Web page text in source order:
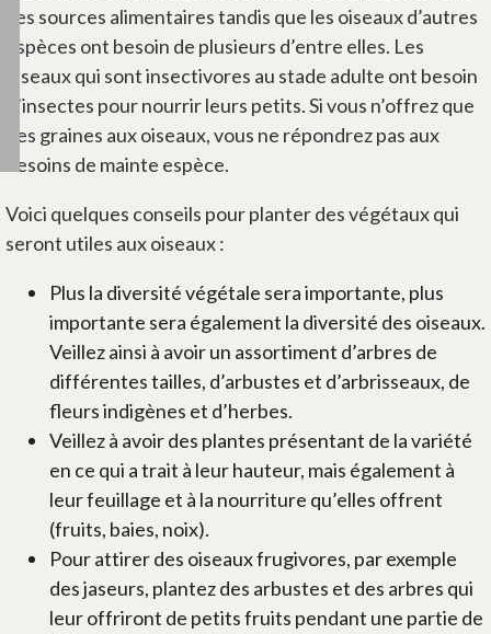
ces sources alimentaires tandis que les oiseaux d’autres
espèces ont besoin de plusieurs d’entre elles. Les
oiseaux qui sont insectivores au stade adulte ont besoin
d’insectes pour nourrir leurs petits. Si vous n’offrez que
des graines aux oiseaux, vous ne répondrez pas aux
besoins de mainte espèce.
Voici quelques conseils pour planter des végétaux qui
seront utiles aux oiseaux :
Plus la diversité végétale sera importante, plus
importante sera également la diversité des oiseaux.
Veillez ainsi à avoir un assortiment d’arbres de
différentes tailles, d’arbustes et d’arbrisseaux, de
fleurs indigènes et d’herbes.
Veillez à avoir des plantes présentant de la variété
en ce qui a trait à leur hauteur, mais également à
leur feuillage et à la nourriture qu’elles offrent
(fruits, baies, noix).
Pour attirer des oiseaux frugivores, par exemple
des jaseurs, plantez des arbustes et des arbres qui
leur offriront de petits fruits pendant une partie de